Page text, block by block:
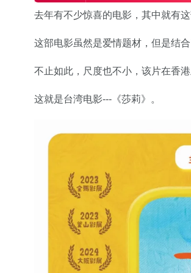
去年有不少惊喜的电影，其中就有这
这部电影虽然是爱情题材，但是结合
不止如此，尺度也不小，该片在香
这就是台湾电影---《莎莉》。